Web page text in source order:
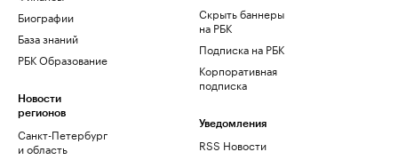
Биографии
База знаний
РБК Образование
Новости
регионов
Санкт-Петербург
и область
Скрыть баннеры
на РБК
Подписка на РБК
Корпоративная
подписка
Уведомления
RSS Новости